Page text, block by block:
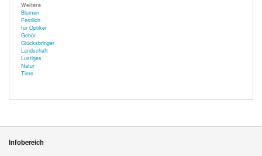
Weitere
Blumen
Festlich
für Optiker
Gehör
Glücksbringer
Landschaft
Lustiges
Natur
Tiere
Infobereich